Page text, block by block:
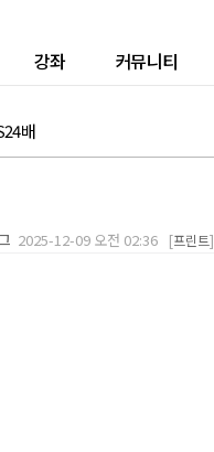
강좌 커뮤니티
배
2025-12-09 오전 02:36 [프린트]